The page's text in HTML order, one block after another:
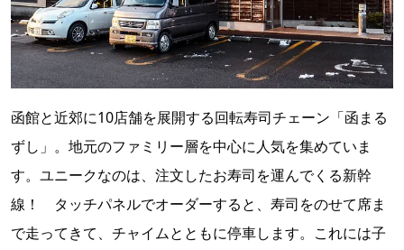
函館と近郊に10店舗を展開する回転寿司チェーン「函まる
ずし」。地元のファミリー層を中心に人気を集めていま
す。ユニークなのは、注文したお寿司を運んでくる新幹
線！ タッチパネルでオーダーすると、寿司をのせて席ま
で走ってきて、チャイムとともに停車します。これには子